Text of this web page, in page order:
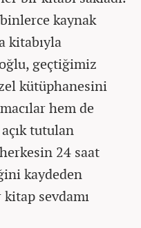
kaynak
kitabıyla
geçtiğimiz
kütüphanesini
hem de
tutulan
24 saat
kaydeden
sevdamı